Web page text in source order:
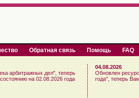
Обратная связь Помощь FAQ
арбитражных дел", теперь
на 02.08.2026 года
04.08.2026
Обновлен
года", теперь